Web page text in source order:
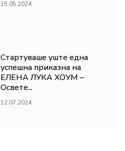
15.05.2024
Стартуваше уште една
успешна приказна на
ЕЛЕНА ЛУКА ХОУМ –
Освете...
12.07.2024